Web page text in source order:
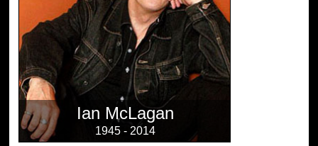
Ian McLagan
1945 - 2014